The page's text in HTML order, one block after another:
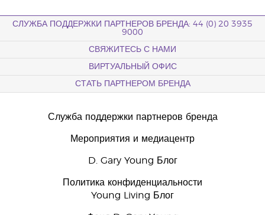
СЛУЖБА ПОДДЕРЖКИ ПАРТНЕРОВ БРЕНДА: 44 (0) 20 3935
9000
СВЯЖИТЕСЬ С НАМИ
ВИРТУАЛЬНЫЙ ОФИС
СТАТЬ ПАРТНЕРОМ БРЕНДА
Служба поддержки партнеров бренда
Мероприятия и медиацентр
D. Gary Young Блог
Политика конфиденциальности
Young Living Блог